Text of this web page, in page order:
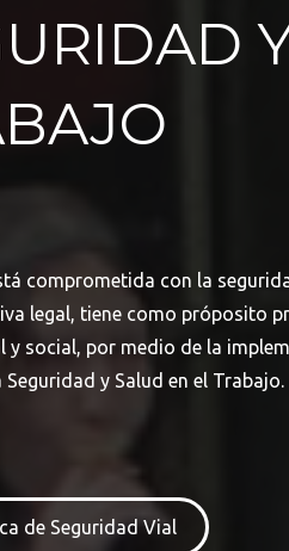
comprometida con la
legal, tiene como próposito
y social, por medio de la
Seguridad y Salud en el Trabajo.
de Seguridad Vial